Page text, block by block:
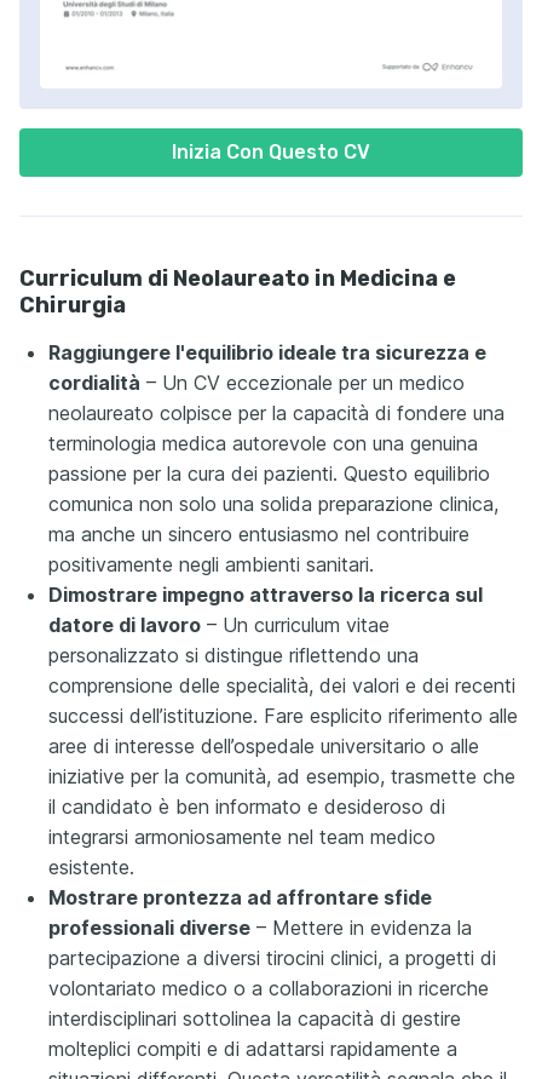
Inizia Con Questo CV
Curriculum di Neolaureato in Medicina e
Chirurgia
Raggiungere l'equilibrio ideale tra sicurezza e
cordialità – Un CV eccezionale per un medico
neolaureato colpisce per la capacità di fondere una
terminologia medica autorevole con una genuina
passione per la cura dei pazienti. Questo equilibrio
comunica non solo una solida preparazione clinica,
ma anche un sincero entusiasmo nel contribuire
positivamente negli ambienti sanitari.
Dimostrare impegno attraverso la ricerca sul
datore di lavoro – Un curriculum vitae
personalizzato si distingue riflettendo una
comprensione delle specialità, dei valori e dei recenti
successi dell’istituzione. Fare esplicito riferimento alle
aree di interesse dell’ospedale universitario o alle
iniziative per la comunità, ad esempio, trasmette che
il candidato è ben informato e desideroso di
integrarsi armoniosamente nel team medico
esistente.
Mostrare prontezza ad affrontare sfide
professionali diverse – Mettere in evidenza la
partecipazione a diversi tirocini clinici, a progetti di
volontariato medico o a collaborazioni in ricerche
interdisciplinari sottolinea la capacità di gestire
molteplici compiti e di adattarsi rapidamente a